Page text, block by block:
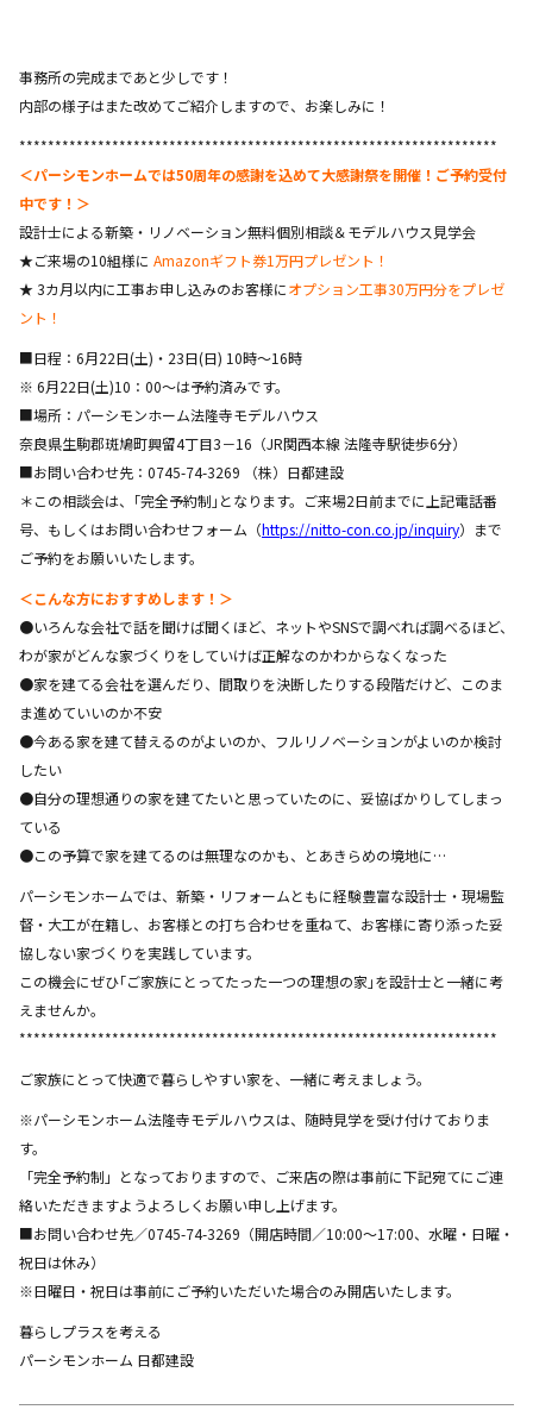
事務所の完成まであと少しです！
内部の様子はまた改めてご紹介しますので、お楽しみに！
*******************************************************************
＜パーシモンホームでは50周年の感謝を込めて大感謝祭を開催！ご予約受付
中です！＞
設計士による新築・リノベーション無料個別相談＆モデルハウス見学会
★ご来場の10組様に Amazonギフト券1万円プレゼント！
★ 3カ月以内に工事お申し込みのお客様にオプション工事30万円分をプレゼ
ント！
■日程：6月22日(土)・23日(日) 10時～16時
※ 6月22日(土)10：00～は予約済みです。
■場所：パーシモンホーム法隆寺モデルハウス
奈良県生駒郡斑鳩町興留4丁目3－16（JR関西本線 法隆寺駅徒歩6分）
■お問い合わせ先：0745-74-3269 （株）日都建設
＊この相談会は、｢完全予約制｣となります。ご来場2日前までに上記電話番
号、もしくはお問い合わせフォーム（https://nitto-con.co.jp/inquiry）まで
ご予約をお願いいたします。
＜こんな方におすすめします！＞
●いろんな会社で話を聞けば聞くほど、ネットやSNSで調べれば調べるほど、
わが家がどんな家づくりをしていけば正解なのかわからなくなった
●家を建てる会社を選んだり、間取りを決断したりする段階だけど、このま
ま進めていいのか不安
●今ある家を建て替えるのがよいのか、フルリノベーションがよいのか検討
したい
●自分の理想通りの家を建てたいと思っていたのに、妥協ばかりしてしまっ
ている
●この予算で家を建てるのは無理なのかも、とあきらめの境地に…
パーシモンホームでは、新築・リフォームともに経験豊富な設計士・現場監
督・大工が在籍し、お客様との打ち合わせを重ねて、お客様に寄り添った妥
協しない家づくりを実践しています。
この機会にぜひ｢ご家族にとってたった一つの理想の家｣を設計士と一緒に考
えませんか。
*******************************************************************
ご家族にとって快適で暮らしやすい家を、一緒に考えましょう。
※パーシモンホーム法隆寺モデルハウスは、随時見学を受け付けておりま
す。
「完全予約制」となっておりますので、ご来店の際は事前に下記宛てにご連
絡いただきますようよろしくお願い申し上げます。
■お問い合わせ先／0745-74-3269（開店時間／10:00～17:00、水曜・日曜・
祝日は休み）
※日曜日・祝日は事前にご予約いただいた場合のみ開店いたします。
暮らしプラスを考える
パーシモンホーム 日都建設